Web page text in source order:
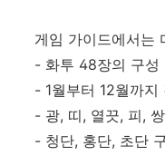
게임 가이드에서는
- 화투 48장의 구성
- 1월부터 12월까지
- 광, 띠, 열끗, 피,
- 청단, 홍단, 초단